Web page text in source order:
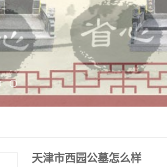
天津市西园公墓怎么样